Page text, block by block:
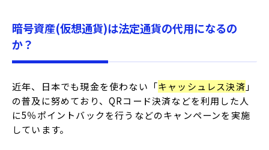
暗号資産(仮想通貨)は法定通貨の代用になるの
か？
近年、日本でも現金を使わない「キャッシュレス決済 」
の普及に努めており、QRコード決済などを利用した人
に5％ポイントバックを行うなどのキャンペーンを実施
しています。